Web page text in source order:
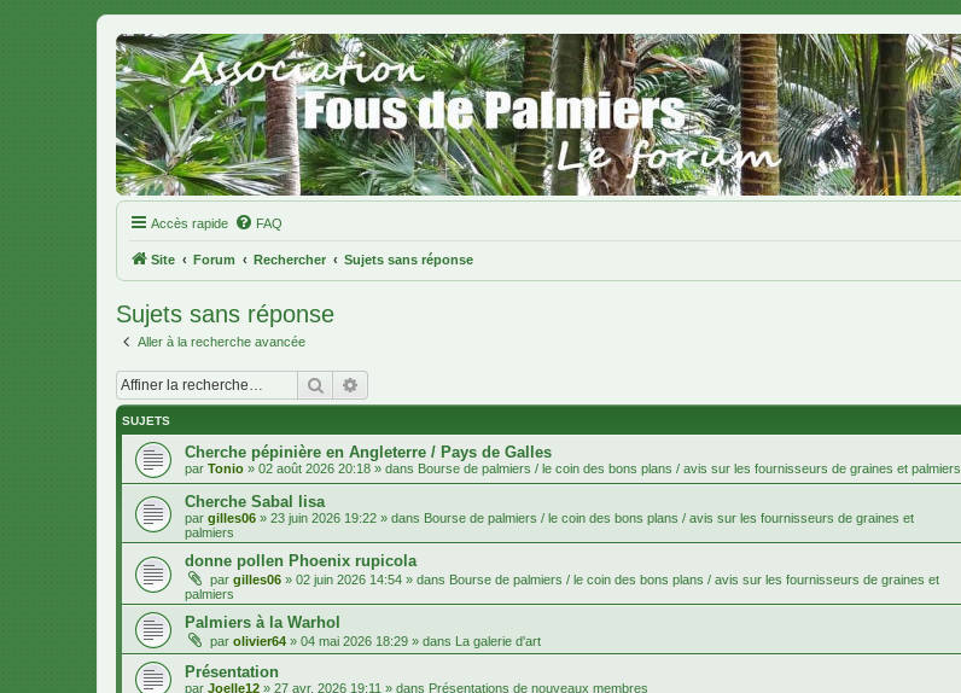
Accès rapide FAQ
Site Forum Rechercher Sujets sans réponse
Sujets sans réponse
Aller à la recherche avancée
Rechercher
SUJETS
Cherche pépinière en Angleterre / Pays de Galles
par Tonio » 02 août 2026 20:18 » dans Bourse de palmiers / le coin des bons plans / avis sur les fournisseurs de graines et palmiers
Cherche Sabal lisa
par gilles06 » 23 juin 2026 19:22 » dans Bourse de palmiers / le coin des bons plans / avis sur les fournisseurs de graines et
palmiers
donne pollen Phoenix rupicola
par gilles06 » 02 juin 2026 14:54 » dans Bourse de palmiers / le coin des bons plans / avis sur les fournisseurs de graines et
palmiers
Palmiers à la Warhol
par olivier64 » 04 mai 2026 18:29 » dans La galerie d'art
Présentation
par Joelle12 » 27 avr. 2026 19:11 » dans Présentations de nouveaux membres